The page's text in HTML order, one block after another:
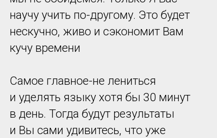
научу учить по-другому. Это будет
нескучно, живо и сэкономит Вам
кучу времени
Самое главное-не лениться
и уделять языку хотя бы 30 минут
в день. Тогда будут результаты
и Вы сами удивитесь, что уже